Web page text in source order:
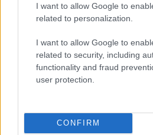
I want to allow Google to
related to personalization.
I want to allow Google to
related to security, including
functionality and fraud
user protection.
CONFIRM
Jovanotti, Gabry Ponte
mondo per una notte
Giorgia Meloni a La
“Orgoglio e